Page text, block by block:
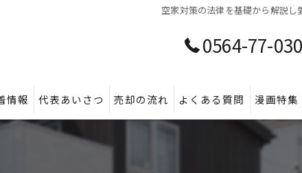
空家対策の法律を基礎から解説
0564-77-
情報 代表あいさつ 売却の流れ よくある質問 漫画特集